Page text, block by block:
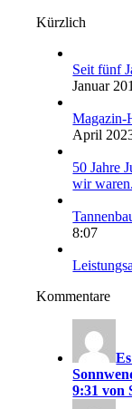
Kürzlich
Seit fünf
Januar
Magazin-
April
50 Jahre
wir
8:07
Kommentare
9:31 von